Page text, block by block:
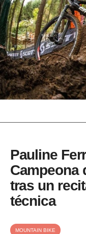
Pauline
Campeona
tras un
técnica
MOUNTAIN BIKE